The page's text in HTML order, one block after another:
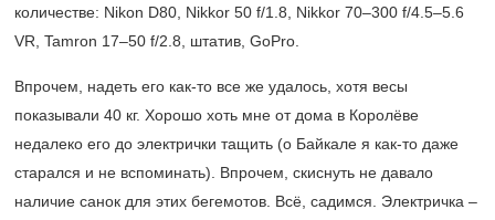
количестве: Nikon D80, Nikkor 50 f/1.8, Nikkor 70–300 f/4.5–5.6
VR, Tamron 17–50 f/2.8, штатив, GoPro.
Впрочем, надеть его как-то все же удалось, хотя весы
показывали 40 кг. Хорошо хоть мне от дома в Королёве
недалеко его до электрички тащить (о Байкале я как-то даже
старался и не вспоминать). Впрочем, скиснуть не давало
наличие санок для этих бегемотов. Всё, садимся. Электричка –